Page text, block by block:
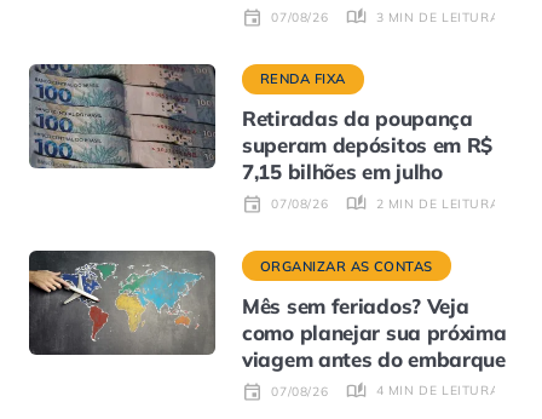
07/08/26 3 MIN DE LEITURA
RENDA FIXA
Retiradas da poupança
superam depósitos em R$
7,15 bilhões em julho
07/08/26 2 MIN DE LEITURA
ORGANIZAR AS CONTAS
Mês sem feriados? Veja
como planejar sua próxima
viagem antes do embarque
07/08/26 4 MIN DE LEITURA